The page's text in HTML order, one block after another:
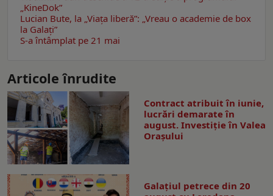
„KineDok”
Lucian Bute, la „Viaţa liberă”: „Vreau o academie de box
la Galaţi”
S-a întâmplat pe 21 mai
Articole înrudite
Contract atribuit în iunie,
lucrări demarate în
august. Investiţie în Valea
Oraşului
Galaţiul petrece din 20